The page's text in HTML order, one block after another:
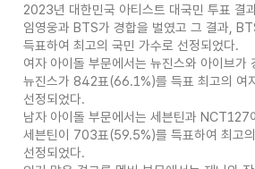
2023년 대한민국 아티스트 대국민 투표 결
임영웅과 BTS가 경합을 벌였고 그 결과,
득표하여 최고의 국민 가수로 선정되었다.
여자 아이돌 부문에서는 뉴진스와 아이브가
뉴진스가 842표(66.1%)를 득표 최고의 여
선정되었다.
남자 아이돌 부문에서는 세븐틴과 NCT127
세븐틴이 703표(59.5%)를 득표하여 최고
선정되었다.